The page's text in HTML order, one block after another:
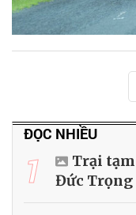
ĐỌC NHIỀU
1
Trại tạm
Đức Trọng